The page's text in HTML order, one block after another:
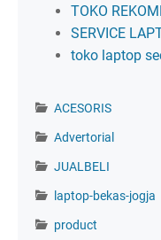
TOKO
SERVICE
toko laptop
ACESORIS
Advertorial
JUALBELI
laptop-bekas-jogja
product